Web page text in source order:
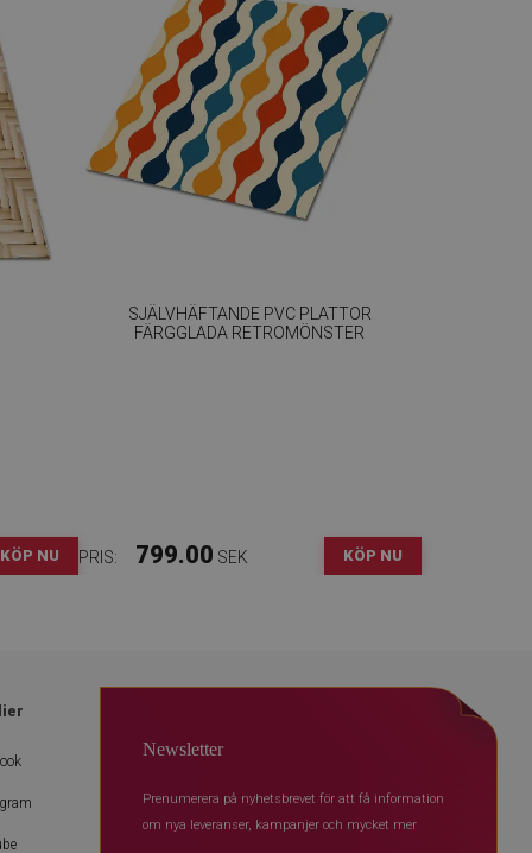
KÖP NU
SJÄLVHÄFTANDE PVC PLATTOR
FÄRGGLADA RETROMÖNSTER
PRIS: 799.00 SEK KÖP NU
Newsletter
Prenumerera på nyhetsbrevet för att få information
om nya leveranser, kampanjer och mycket mer